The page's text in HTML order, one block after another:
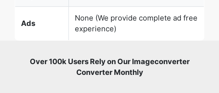
Ads
None (We provide complete ad free
experience)
Over 100k Users Rely on Our Imageconverter
Converter Monthly